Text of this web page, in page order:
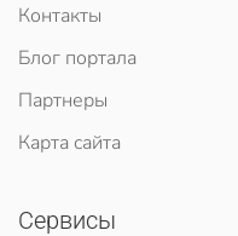
Контакты
Блог портала
Партнеры
Карта сайта
Сервисы